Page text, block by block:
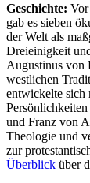
Geschichte:
gab es sieben
der Welt als
Dreieinigkeit
Augustinus von
westlichen
entwickelte sich
und Franz von
Theologie und
zur
Überblick über